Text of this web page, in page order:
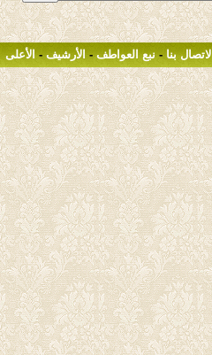
الاتصال بنا - نبع العواطف - الأرشيف - الأعلى